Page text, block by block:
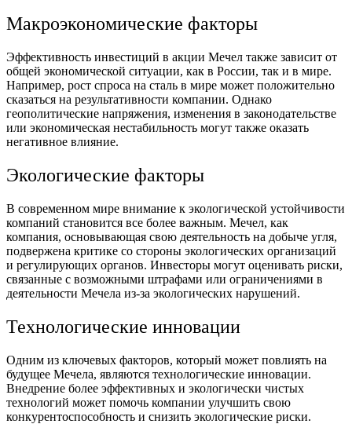
Макроэкономические факторы
Эффективность инвестиций в акции Мечел также зависит от
общей экономической ситуации, как в России, так и в мире.
Например, рост спроса на сталь в мире может положительно
сказаться на результативности компании. Однако
геополитические напряжения, изменения в законодательстве
или экономическая нестабильность могут также оказать
негативное влияние.
Экологические факторы
В современном мире внимание к экологической устойчивости
компаний становится все более важным. Мечел, как
компания, основывающая свою деятельность на добыче угля,
подвержена критике со стороны экологических организаций
и регулирующих органов. Инвесторы могут оценивать риски,
связанные с возможными штрафами или ограничениями в
деятельности Мечела из-за экологических нарушений.
Технологические инновации
Одним из ключевых факторов, который может повлиять на
будущее Мечела, являются технологические инновации.
Внедрение более эффективных и экологически чистых
технологий может помочь компании улучшить свою
конкурентоспособность и снизить экологические риски.